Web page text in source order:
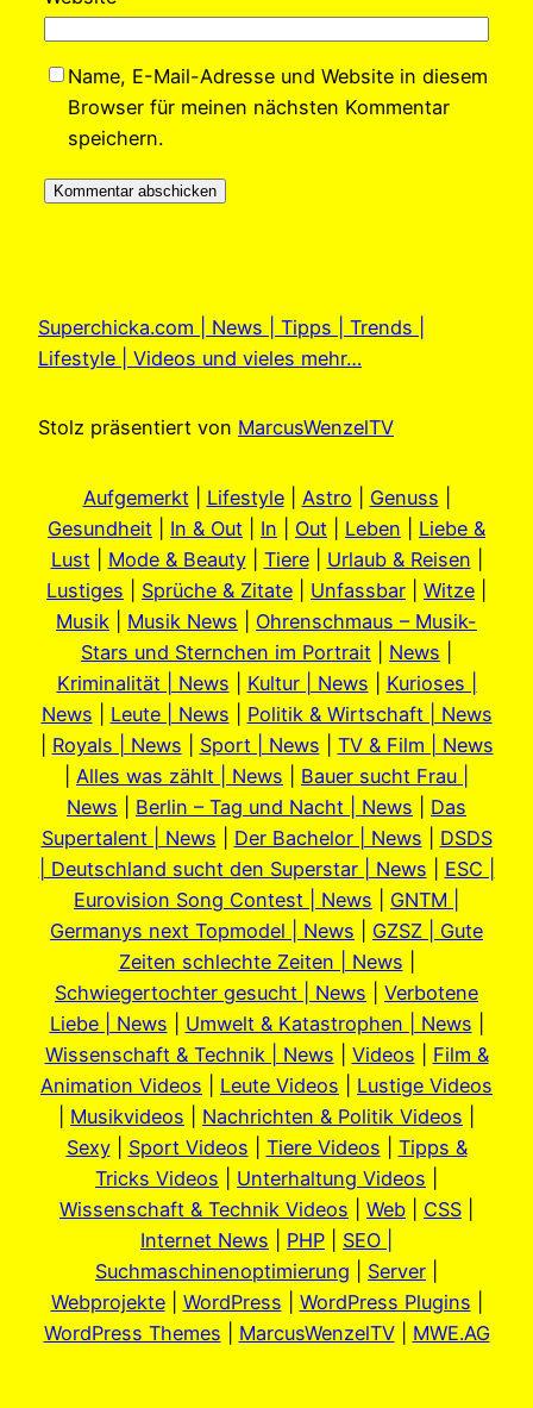
Name, E-Mail-Adresse und Website in diesem
Browser für meinen nächsten Kommentar
speichern.
Superchicka.com | News | Tipps | Trends |
Lifestyle | Videos und vieles mehr…
Stolz präsentiert von MarcusWenzelTV
Aufgemerkt| Lifestyle| Astro Genuss
Gesundheit
In & Out In Out Leben
Liebe &
Lust| Mode & Beauty| Tiere| Urlaub & Reisen
Lustiges
Sprüche & Zitate Unfassbar Witze
Musik
Musik News
Ohrenschmaus – Musik-
Stars und Sternchen im Portrait
News
Kriminalität | News
Kultur | News
Kurioses |
News
Leute | News
Politik & Wirtschaft | News
Royals | News Sport | News
TV & Film | News
Alles was zählt | News
Bauer sucht Frau |
News
Berlin – Tag und Nacht | News
Das
Supertalent | News
Der Bachelor | News
DSDS
| Deutschland sucht den Superstar | News
ESC |
Eurovision Song Contest | News
GNTM |
Germanys next Topmodel | News
GZSZ | Gute
Zeiten schlechte Zeiten | News
Schwiegertochter gesucht | News
Verbotene
Liebe | News
Umwelt & Katastrophen | News
Wissenschaft & Technik | News
Videos
Film &
Animation Videos
Leute Videos
Lustige Videos
Musikvideos Nachrichten & Politik Videos
Sexy| Sport Videos Tiere Videos
Tipps &
Tricks Videos
Unterhaltung Videos
Wissenschaft & Technik Videos
Web CSS
Internet News
PHP
SEO |
Suchmaschinenoptimierung
Server
Webprojekte| WordPress WordPress Plugins
WordPress Themes
MarcusWenzelTV| MWE.AG